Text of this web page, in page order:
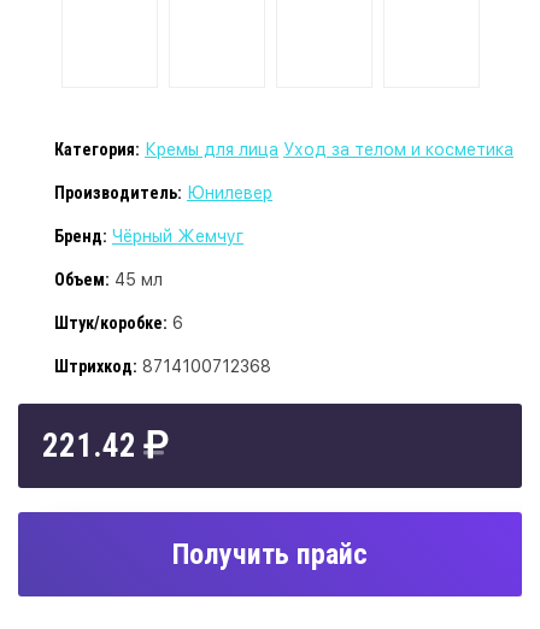
Категория: Кремы для лица Уход за телом и косметика
Производитель: Юнилевер
Бренд: Чёрный Жемчуг
Объем: 45 мл
Штук/коробке: 6
Штрихкод: 8714100712368
221.42
Получить прайс